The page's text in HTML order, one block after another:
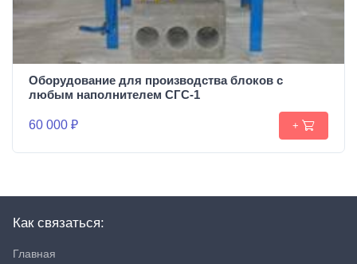
Оборудование для производства блоков c
любым наполнителем СГС-1
60 000 ₽ +
Как связаться:
Главная